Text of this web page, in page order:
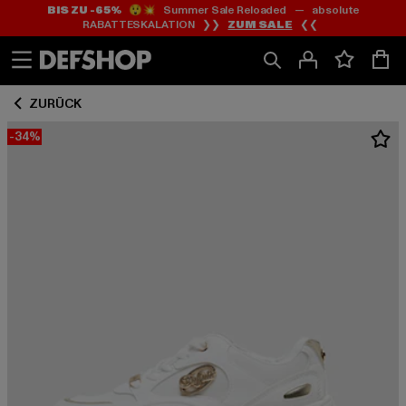
Zum
Inhalt
springen
Zum
Fußzeile
springen
BIS ZU -65%😲💥 Summer Sale Reloaded — absolute
RABATTESKALATION ❯❯ ZUM SALE ❮❮
ZURÜCK
-34%